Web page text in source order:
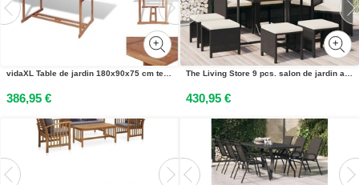
vidaXL Table de jardin 180x90x75 cm teck massif - Tables de jardin
386,95 €
The Living Store 9 pcs. salon de jardin avec coussins Poly rotin noir
430,95 €